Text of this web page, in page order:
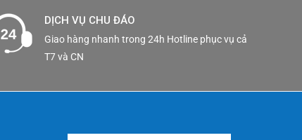
DỊCH VỤ CHU ĐÁO
Giao hàng nhanh trong 24h Hotline phục vụ cả
T7 và CN